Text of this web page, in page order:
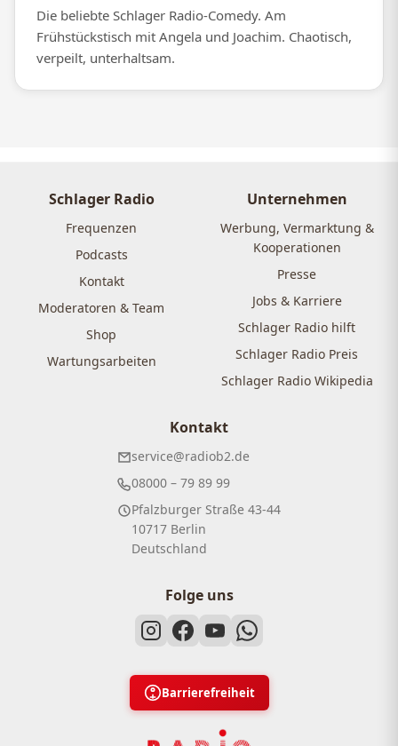
Die beliebte Schlager Radio-Comedy. Am
Frühstückstisch mit Angela und Joachim. Chaotisch,
verpeilt, unterhaltsam.
Schlager Radio
Frequenzen
Podcasts
Kontakt
Moderatoren & Team
Shop
Wartungsarbeiten
Unternehmen
Werbung, Vermarktung &
Kooperationen
Presse
Jobs & Karriere
Schlager Radio hilft
Schlager Radio Preis
Schlager Radio Wikipedia
Kontakt
service@radiob2.de
08000 – 79 89 99
Pfalzburger Straße 43-44
10717 Berlin
Deutschland
Folge uns
Barrierefreiheit